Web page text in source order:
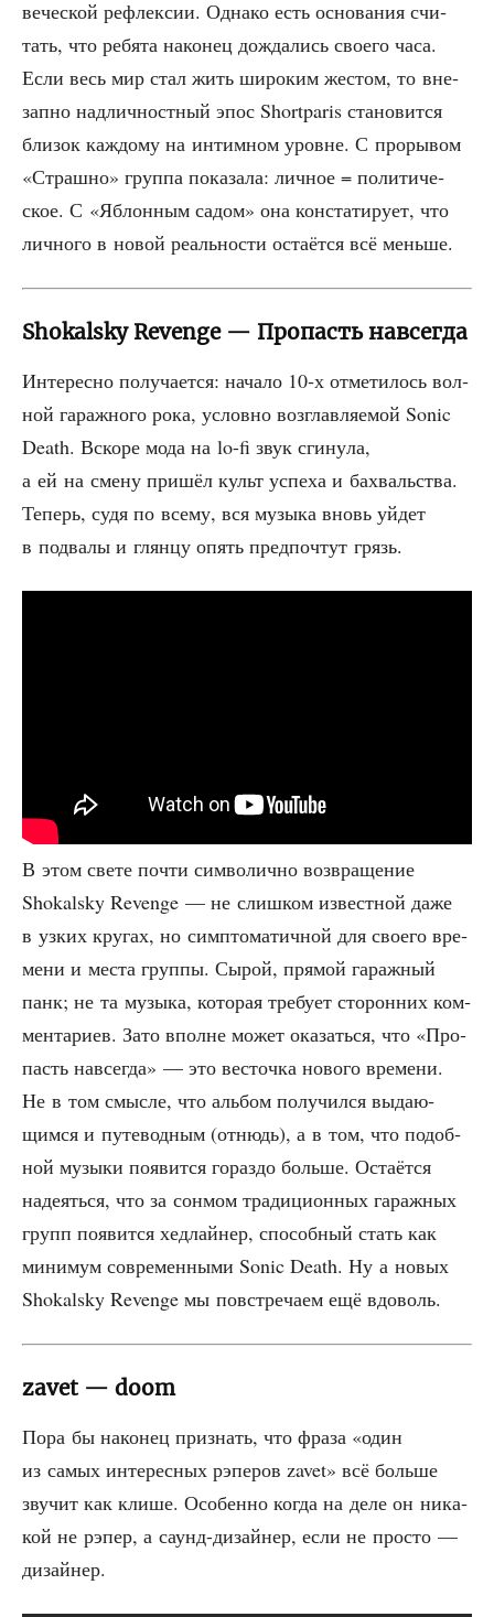
ве­че­ской рефлек­сии. Одна­ко есть осно­ва­ния счи­
тать, что ребя­та нако­нец дожда­лись сво­е­го часа.
Если весь мир стал жить широ­ким жестом, то вне­
зап­но над­лич­ност­ный эпос Shortparis ста­но­вит­ся
бли­зок каж­до­му на интим­ном уровне. С про­ры­вом
«Страш­но» груп­па пока­за­ла: лич­ное = поли­ти­че­
ское. С «Яблон­ным садом» она кон­ста­ти­ру­ет, что
лич­но­го в новой реаль­но­сти оста­ёт­ся всё меньше.
Shokalsky Revenge — Пропасть навсегда
Инте­рес­но полу­ча­ет­ся: нача­ло 10‑х отме­ти­лось вол­
ной гараж­но­го рока, услов­но воз­глав­ля­е­мой Sonic
Death. Вско­ре мода на lo-fi звук сги­ну­ла,
а ей на сме­ну при­шёл культ успе­ха и бахваль­ства.
Теперь, судя по все­му, вся музы­ка вновь уйдет
в под­ва­лы и глян­цу опять пред­по­чтут грязь.
В этом све­те почти сим­во­лич­но воз­вра­ще­ние
Shokalsky Revenge — не слиш­ком извест­ной даже
в узких кру­гах, но симп­то­ма­тич­ной для сво­е­го вре­
ме­ни и места груп­пы. Сырой, пря­мой гараж­ный
панк; не та музы­ка, кото­рая тре­бу­ет сто­рон­них ком­
мен­та­ри­ев. Зато вполне может ока­зать­ся, что «Про­
пасть навсе­гда» — это весточ­ка ново­го вре­ме­ни.
Не в том смыс­ле, что аль­бом полу­чил­ся выда­ю­
щим­ся и путе­вод­ным (отнюдь), а в том, что подоб­
ной музы­ки появит­ся гораз­до боль­ше. Оста­ёт­ся
наде­ять­ся, что за сон­мом тра­ди­ци­он­ных гараж­ных
групп появит­ся хед­лай­нер, спо­соб­ный стать как
мини­мум совре­мен­ны­ми Sonic Death. Ну а новых
Shokalsky Revenge мы повстре­ча­ем ещё вдоволь.
zavet — doom
Пора бы нако­нец при­знать, что фра­за «один
из самых инте­рес­ных рэпе­ров zavet» всё боль­ше
зву­чит как кли­ше. Осо­бен­но когда на деле он ника­
кой не рэпер, а саунд-дизай­нер, если не про­сто —
дизайнер.